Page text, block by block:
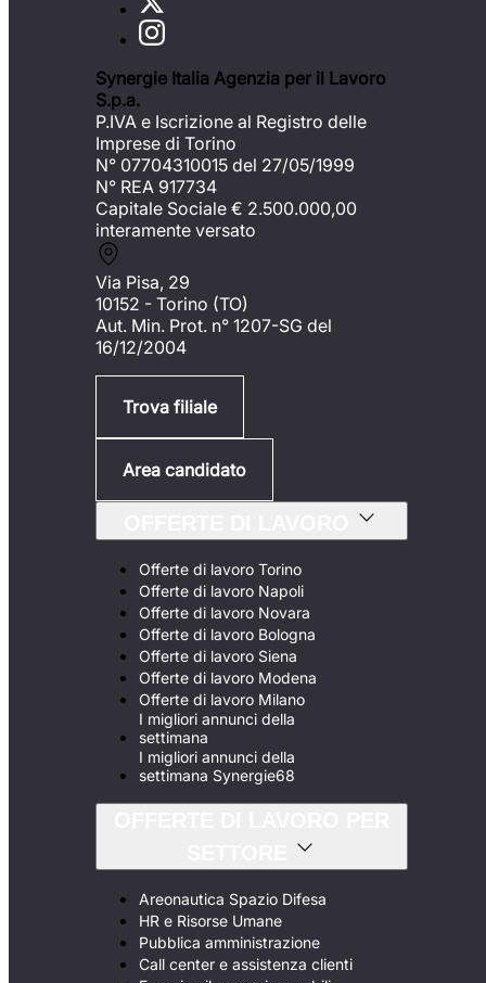
Synergie Italia Agenzia per il Lavoro
S.p.a.
P.IVA e Iscrizione al Registro delle
Imprese di Torino
N° 07704310015 del 27/05/1999
N° REA 917734
Capitale Sociale € 2.500.000,00
interamente versato
Via Pisa, 29
10152 - Torino (TO)
Aut. Min. Prot. n° 1207-SG del
16/12/2004
Trova filiale
Area candidato
Offerte di lavoro Torino
Offerte di lavoro Napoli
Offerte di lavoro Novara
Offerte di lavoro Bologna
Offerte di lavoro Siena
Offerte di lavoro Modena
Offerte di lavoro Milano
I migliori annunci della
settimana
I migliori annunci della
settimana Synergie68
Areonautica Spazio Difesa
HR e Risorse Umane
Pubblica amministrazione
Call center e assistenza clienti